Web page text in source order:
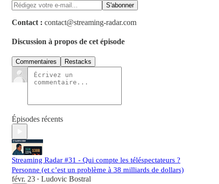
Contact : contact@streaming-radar.com
Discussion à propos de cet épisode
Commentaires Restacks
Épisodes récents
Streaming Radar #31 - Qui compte les téléspectateurs ?
Personne (et c’est un problème à 38 milliards de dollars)
févr. 23 • Ludovic Bostral